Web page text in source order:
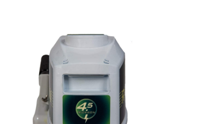
Over ons
Contact